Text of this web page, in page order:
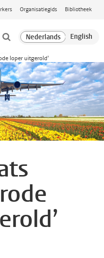
Organisatiegids Bibliotheek
loper uitgerold’